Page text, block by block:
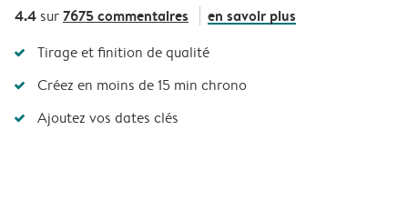
4.4 sur7675 commentaires en savoir plus
Tirage et finition de qualité
Créez en moins de 15 min chrono
Ajoutez vos dates clés